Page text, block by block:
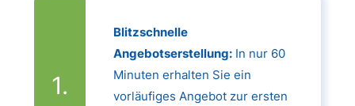
Blitzschnelle
Angebotserstellung:In nur 60
Minuten erhalten Sie ein
vorläufiges Angebot zur ersten